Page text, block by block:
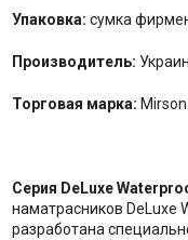
Упаковка: сумка
Производитель:
Торговая марка: Mirson.
Серия DeLuxe
наматрасников
разработана